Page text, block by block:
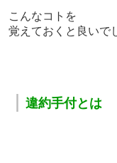
こんなコトを
覚えておくと良いで
違約手付とは